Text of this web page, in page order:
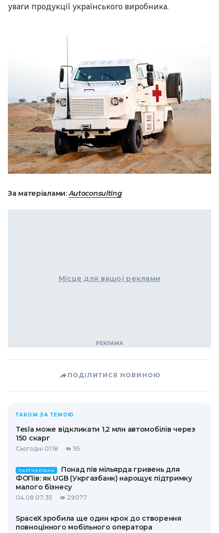
уваги продукції українського виробника.
За матеріалами:Autoconsulting
Місце для вашої реклами
ПОДІЛИТИСЯ НОВИНОЮ
ТАКОЖ ЗА ТЕМОЮ
Tesla може відкликати 1,2 млн автомобілів через
150 скарг
Сьогодні 01:18 95
ПАРТНЕРСЬКА
Понад пів мільярда гривень для
ФОПів: як UGB (Укргазбанк) нарощує підтримку
малого бізнесу
04.08 07:35 29077
SpaceX зробила ще один крок до створення
повноцінного мобільного оператора